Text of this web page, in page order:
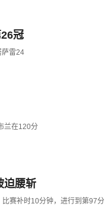
冠
萨雷24
兰在120分
迫腰斩
赛补时10分钟，进行到第97分